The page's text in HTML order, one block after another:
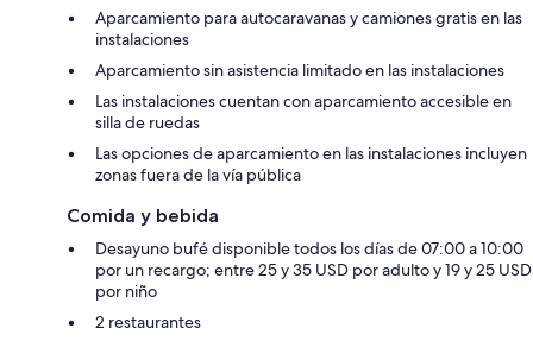
Aparcamiento para autocaravanas y camiones gratis en las
instalaciones
Aparcamiento sin asistencia limitado en las instalaciones
Las instalaciones cuentan con aparcamiento accesible en
silla de ruedas
Las opciones de aparcamiento en las instalaciones incluyen
zonas fuera de la vía pública
Comida y bebida
Desayuno bufé disponible todos los días de 07:00 a 10:00
por un recargo; entre 25 y 35 USD por adulto y 19 y 25 USD
por niño
2 restaurantes